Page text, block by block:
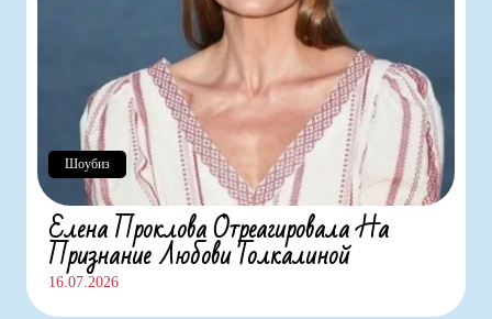
Елена Проклова Отреагировала На
Признание Любови Толкалиной
16.07.2026
Шоубиз